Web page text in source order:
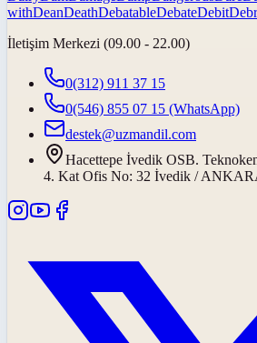
withDeanDeathDebatableDebateDebit
İletişim Merkezi (09.00 - 22.00)
0(312) 911 37 15
0(546) 855 07 15 (WhatsApp)
destek@uzmandil.com
Hacettepe İvedik OSB.
4. Kat Ofis No: 32 İvedik /